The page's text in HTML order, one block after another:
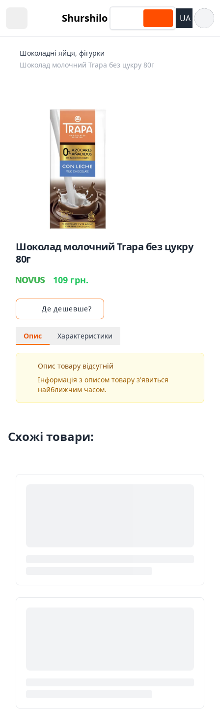
Shurshilo UA
Шоколадні яйця, фігурки
Шоколад молочний Trapa без цукру 80г
Шоколад молочний Trapa без цукру
80г
109 грн.
Де дешевше?
Опис Характеристики
Опис товару відсутній
Інформація з описом товару з'явиться
найближчим часом.
Схожі товари: